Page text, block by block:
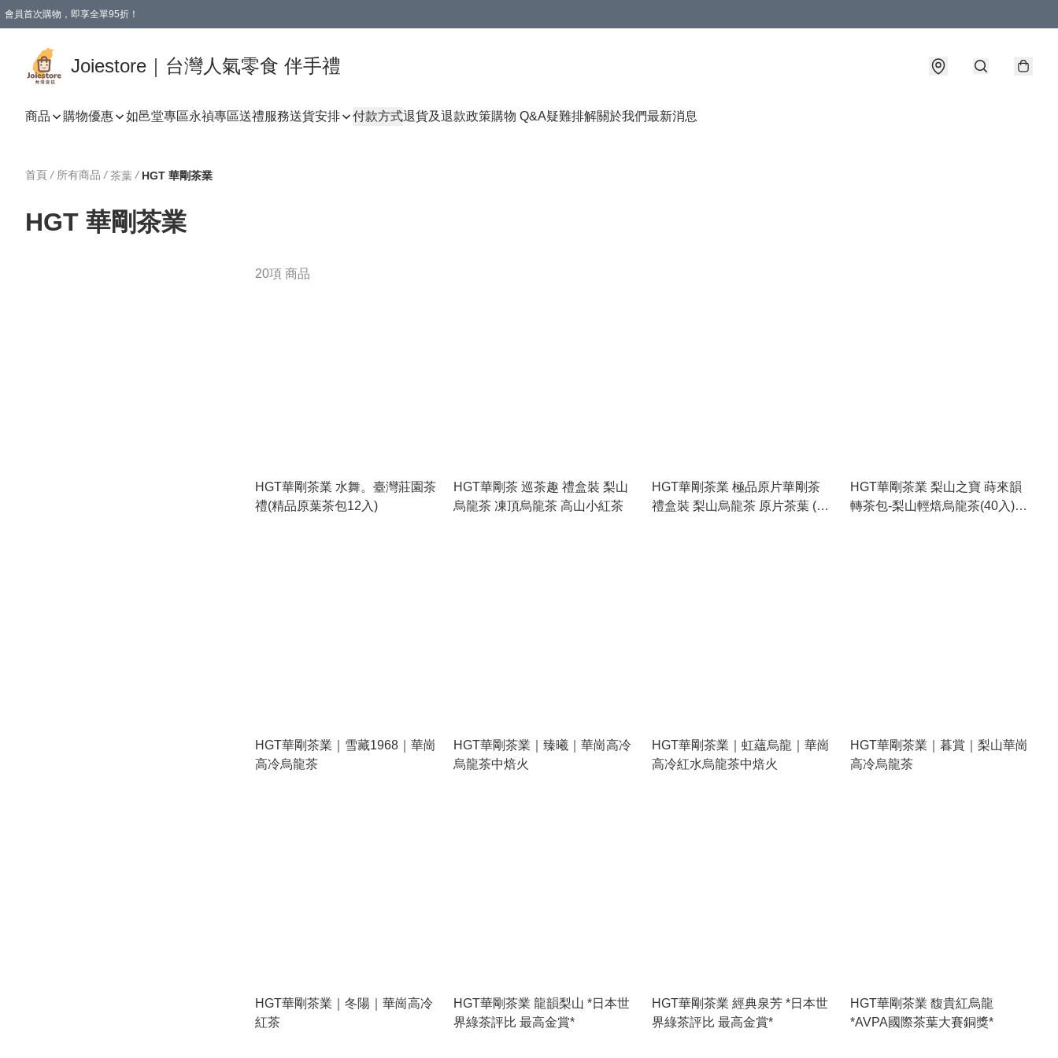
會員首次購物，即享全單95折！
Joiestore｜台灣人氣零食 伴手禮
商品 購物優惠 如邑堂專區永禎專區送禮服務送貨安排 付款方式退貨及退款政策購物 Q&A疑難排解關於我們最新消息
首頁 / 所有商品 / 茶葉 / HGT 華剛茶業
HGT 華剛茶業
20項 商品
HGT華剛茶業 水舞。臺灣莊園茶
禮(精品原葉茶包12入)
HGT華剛茶 巡茶趣 禮盒裝 梨山
烏龍茶 凍頂烏龍茶 高山小紅茶
HGT華剛茶業 極品原片華剛茶
禮盒裝 梨山烏龍茶 原片茶葉 (食
HGT華剛茶業 梨山之寶 蒔來韻
轉茶包-梨山輕焙烏龍茶(40入)
HGT華剛茶業｜雪藏1968｜華崗
高冷烏龍茶
HGT華剛茶業｜臻曦｜華崗高冷
烏龍茶中焙火
HGT華剛茶業｜虹蘊烏龍｜華崗
高冷紅水烏龍茶中焙火
HGT華剛茶業｜暮賞｜梨山華崗
高冷烏龍茶
HGT華剛茶業｜冬陽｜華崗高冷
紅茶
HGT華剛茶業 龍韻梨山 *日本世
界綠茶評比 最高金賞*
HGT華剛茶業 經典泉芳 *日本世
界綠茶評比 最高金賞*
HGT華剛茶業 馥貴紅烏龍
*AVPA國際茶葉大賽銅獎*